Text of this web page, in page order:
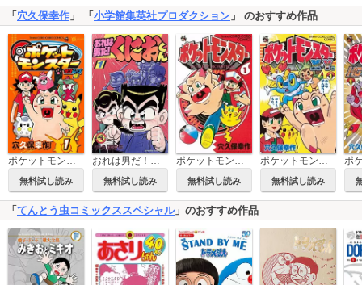
「 穴久保幸作 」 「 小学館集英社プロダクション 」 のおすすめ作品
無料試し読み 無料試し読み 無料試し読み 無料試し読み
「てんとう虫コミックススペシャル」のおすすめ作品